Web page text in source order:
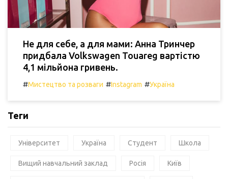
Не для себе, а для мами: Анна Тринчер
придбала Volkswagen Touareg вартістю
4,1 мільйона гривень.
#Мистецтво та розваги #Instagram #Україна
Теги
Університет Україна Студент Школа
Вищий навчальний заклад Росія Київ